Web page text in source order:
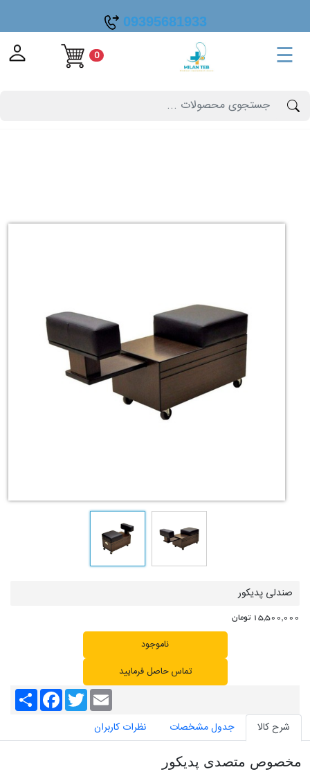
09395681933
☰
0
صندلی پدیکور
15,500,000 تومان
ناموجود
تماس حاصل فرمایید
S
e
F
b
T
w
t
i
l
شرح کالا جدول مشخصات نظرات کاربران
مخصوص متصدی پدیکور